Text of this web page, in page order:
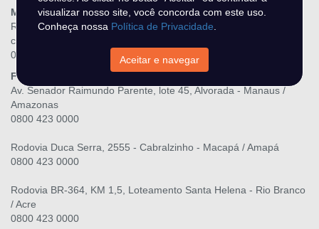
Matriz
Rua Três Maria, 139, Raiar do Sol - Boa Vista / Roraima
contato@wrleiloes.com.br
0800 423 0000
Filiais
Av. Senador Raimundo Parente, lote 45, Alvorada - Manaus /
Amazonas
0800 423 0000
Rodovia Duca Serra, 2555 - Cabralzinho - Macapá / Amapá
0800 423 0000
Rodovia BR-364, KM 1,5, Loteamento Santa Helena - Rio Branco
/ Acre
0800 423 0000
visualizar nosso site, você concorda com este uso.
Conheça nossa Política de Privacidade.
Aceitar e navegar